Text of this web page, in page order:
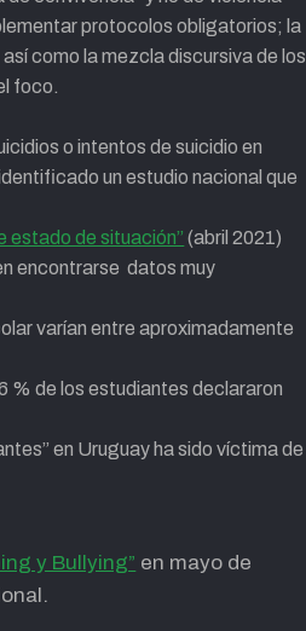
protocolos obligatorios; la
como la mezcla discursiva de los
foco.
o intentos de suicidio en
un estudio nacional que
estado de situación” (abril 2021)
encontrarse datos muy
varían entre aproximadamente
% de los estudiantes declararon
en Uruguay ha sido víctima de
y Bullying” en mayo de